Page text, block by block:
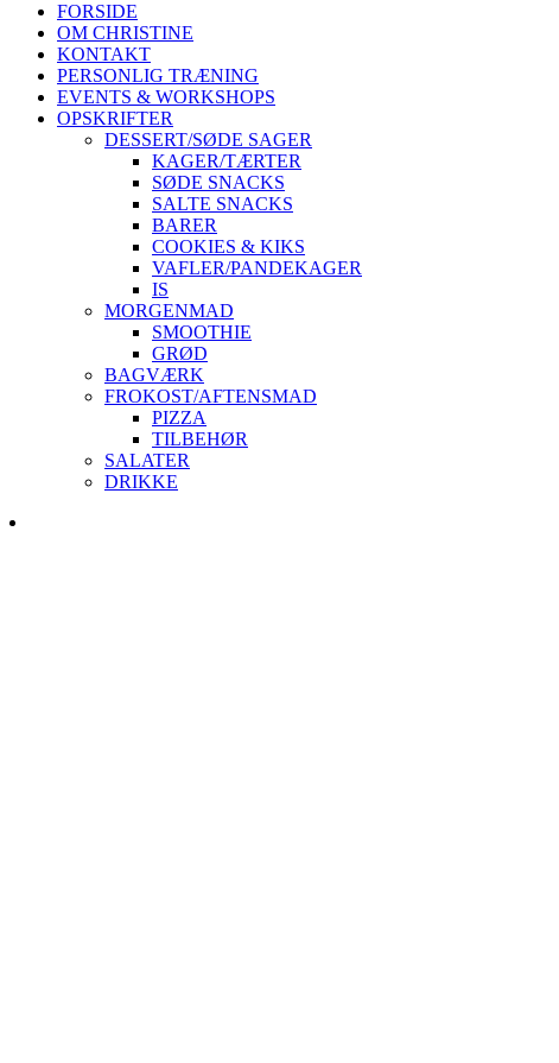
FORSIDE
OM CHRISTINE
KONTAKT
PERSONLIG TRÆNING
EVENTS & WORKSHOPS
OPSKRIFTER
DESSERT/SØDE SAGER
KAGER/TÆRTER
SØDE SNACKS
SALTE SNACKS
BARER
COOKIES & KIKS
VAFLER/PANDEKAGER
IS
MORGENMAD
SMOOTHIE
GRØD
BAGVÆRK
FROKOST/AFTENSMAD
PIZZA
TILBEHØR
SALATER
DRIKKE
Skip